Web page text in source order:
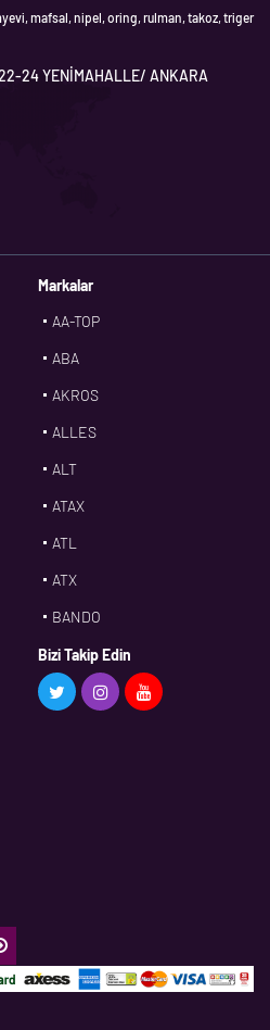
mafsal, nipel, oring, rulman, takoz, triger
24 YENİMAHALLE/ ANKARA
Markalar
AA-TOP
ABA
AKROS
ALLES
ALT
ATAX
ATL
ATX
BANDO
BMS
CDF
DPH
Bizi Takip Edin